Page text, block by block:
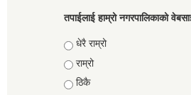
तपाईलाई हाम्रो नगरपालिकाको
Choices
धेरै राम्रो
राम्रो
ठिकै